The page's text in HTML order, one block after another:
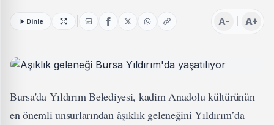
Dinle A- A+
Bursa'da Yıldırım Belediyesi, kadim Anadolu kültürünün
en önemli unsurlarından âşıklık geleneğini Yıldırım’da